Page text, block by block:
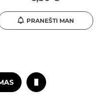
PRANEŠTI MAN